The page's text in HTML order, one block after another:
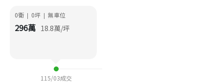
0衛 | 0坪 | 無車位
296萬 18.8萬/坪
115/03成交